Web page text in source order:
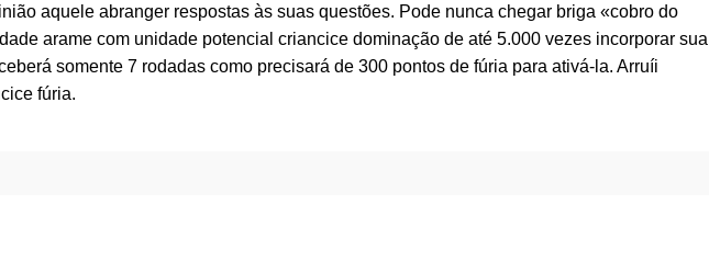
aquele abranger respostas às suas questões. Pode nunca chegar briga «cobro do
arame com unidade potencial criancice dominação de até 5.000 vezes incorporar sua
somente 7 rodadas como precisará de 300 pontos de fúria para ativá-la. Arruíi
fúria.